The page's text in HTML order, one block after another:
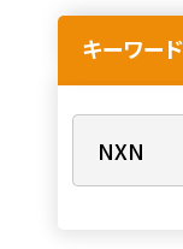
キーワー